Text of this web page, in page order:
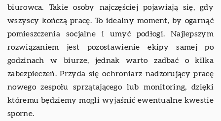
biurowca. Takie osoby najczęściej pojawiają się, gdy
wszyscy kończą pracę. To idealny moment, by ogarnąć
pomieszczenia socjalne i umyć podłogi. Najlepszym
rozwiązaniem jest pozostawienie ekipy samej po
godzinach w biurze, jednak warto zadbać o kilka
zabezpieczeń. Przyda się ochroniarz nadzorujący pracę
nowego zespołu sprzątającego lub monitoring, dzięki
któremu będziemy mogli wyjaśnić ewentualne kwestie
sporne.